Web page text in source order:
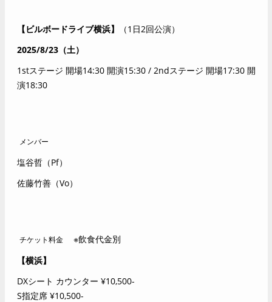
【ビルボードライブ横浜】
（1日2回公演）
2025/8/23（土）
1stステージ 開場14:30 開演15:30 / 2ndステージ 開場17:30 開
演18:30
メンバー
塩谷哲（Pf）
佐藤竹善（Vo）
チケット料金
※飲食代金別
【横浜】
DXシート カウンター ¥10,500-
S指定席 ¥10,500-